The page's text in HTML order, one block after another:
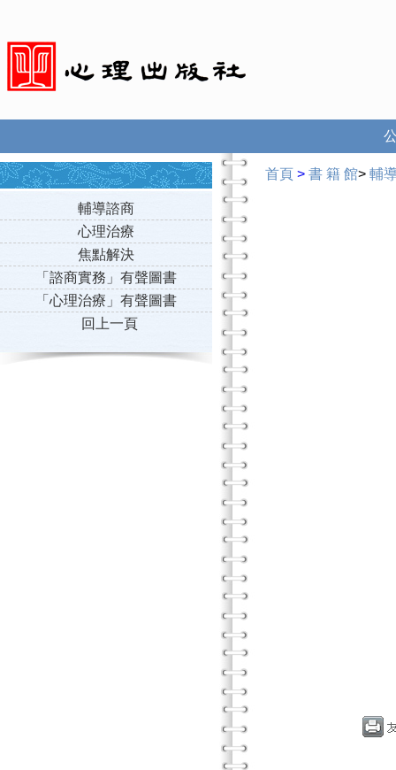
輔導諮商
心理治療
焦點解決
「諮商實務」有聲圖書
「心理治療」有聲圖書
回上一頁
首頁 > 書 籍 館> 輔